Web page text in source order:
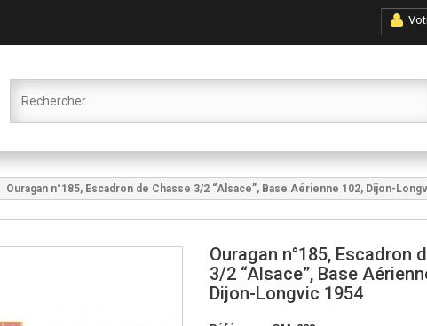
Ouragan n°185, Escadron de Chasse 3/2 “Alsace”, Base Aérienne 102, Dijon-
Ouragan n°185, Escadron
3/2 “Alsace”, Base
Dijon-Longvic 1954